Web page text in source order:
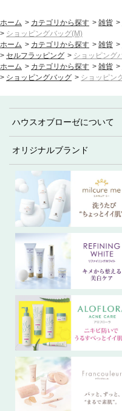
ホーム > カテゴリから探す > 雑貨 >
> ショッピングバッグ(M)
ホーム > カテゴリから探す > 雑貨 >
> セルフラッピング > ショッピング
ホーム > カテゴリから探す > 雑貨 >
> ショッピングバッグ > ショッピン
ハウスオブローゼについて
オリジナルブランド